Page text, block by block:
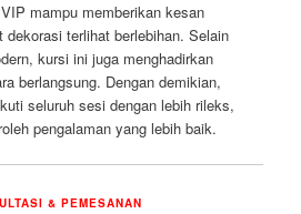
mampu memberikan kesan
terlihat berlebihan. Selain
kursi ini juga menghadirkan
berlangsung. Dengan demikian,
seluruh sesi dengan lebih rileks,
pengalaman yang lebih baik.
& PEMESANAN